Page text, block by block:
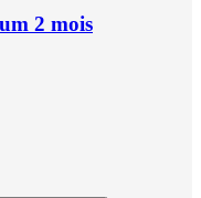
2 mois